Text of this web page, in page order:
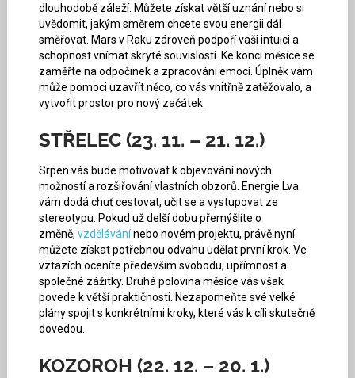
dlouhodobě záleží. Můžete získat větší uznání nebo si
uvědomit, jakým směrem chcete svou energii dál
směřovat. Mars v Raku zároveň podpoří vaši intuici a
schopnost vnímat skryté souvislosti. Ke konci měsíce se
zaměřte na odpočinek a zpracování emocí. Úplněk vám
může pomoci uzavřít něco, co vás vnitřně zatěžovalo, a
vytvořit prostor pro nový začátek.
STŘELEC (23. 11. – 21. 12.)
Srpen vás bude motivovat k objevování nových
možností a rozšiřování vlastních obzorů. Energie Lva
vám dodá chuť cestovat, učit se a vystupovat ze
stereotypu. Pokud už delší dobu přemýšlíte o
změně, vzdělávánínebo novém projektu, právě nyní
můžete získat potřebnou odvahu udělat první krok. Ve
vztazích oceníte především svobodu, upřímnost a
společné zážitky. Druhá polovina měsíce vás však
povede k větší praktičnosti. Nezapomeňte své velké
plány spojit s konkrétními kroky, které vás k cíli skutečně
dovedou.
KOZOROH (22. 12. – 20. 1.)